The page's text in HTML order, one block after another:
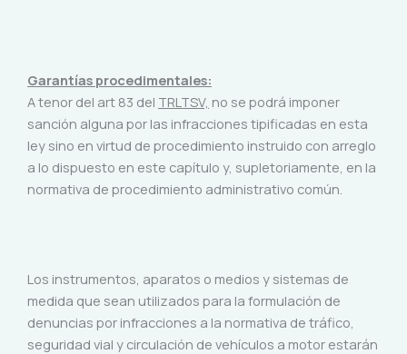
Garantías procedimentales:
A tenor del art 83 del TRLTSV, no se podrá imponer
sanción alguna por las infracciones tipificadas en esta
ley sino en virtud de procedimiento instruido con arreglo
a lo dispuesto en este capítulo y, supletoriamente, en la
normativa de procedimiento administrativo común.
Los instrumentos, aparatos o medios y sistemas de
medida que sean utilizados para la formulación de
denuncias por infracciones a la normativa de tráfico,
seguridad vial y circulación de vehículos a motor estarán